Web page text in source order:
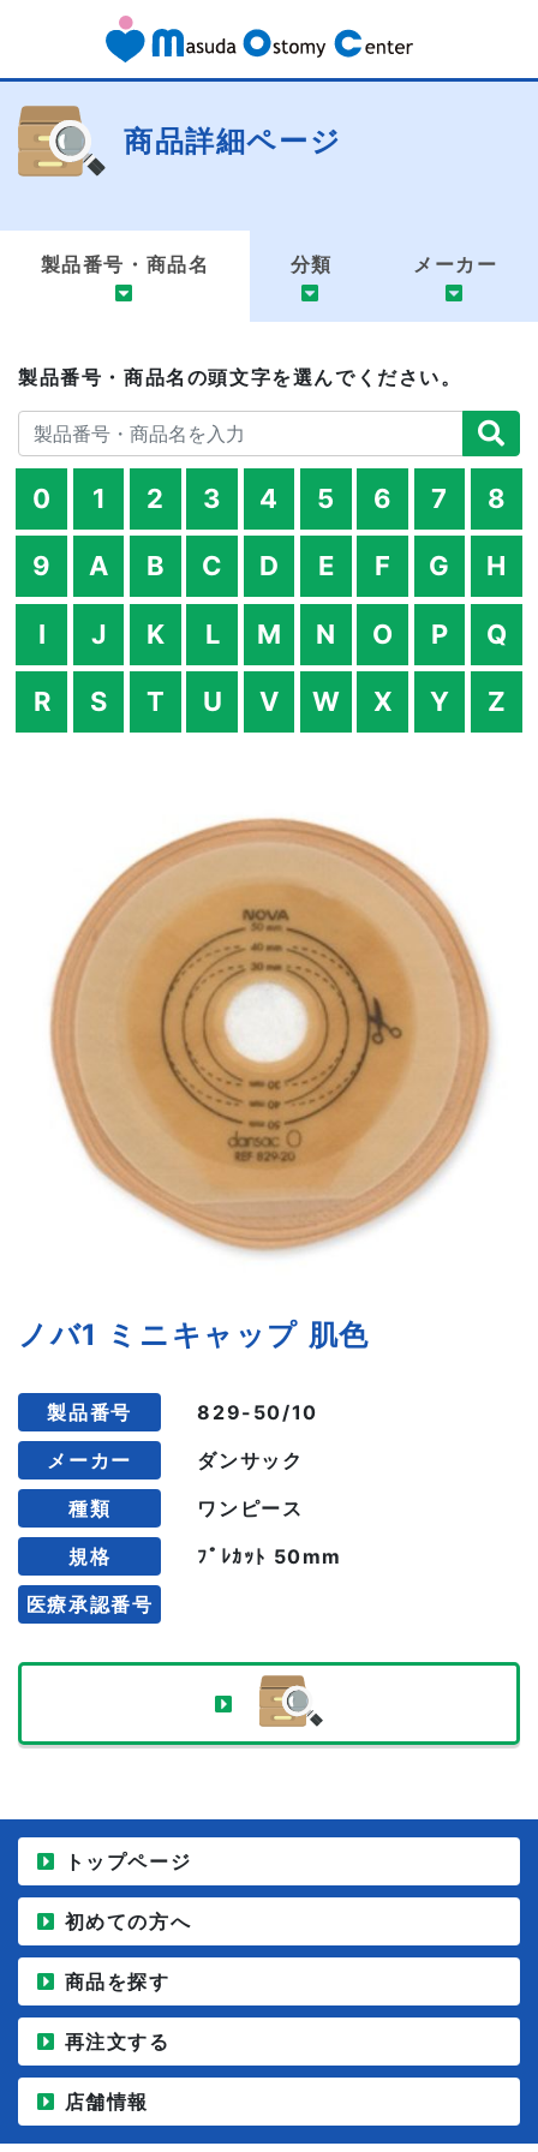
商品詳細ページ
製品番号・商品名 分類 メーカー
製品番号・商品名の頭文字を選んでください。
0 1 2 3 4 5 6 7 8
9 A B C D E F G H
I J K L M N O P Q
R S T U V W X Y Z
ノバ1 ミニキャップ 肌色
製品番号
829-50/10
メーカー
ダンサック
種類
ワンピース
規格
ﾌﾟﾚｶｯﾄ 50mm
医療承認番号
トップページ
初めての方へ
商品を探す
再注文する
店舗情報